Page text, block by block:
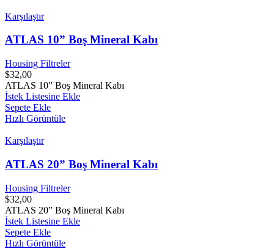
Karşılaştır
ATLAS 10” Boş Mineral Kabı
Housing Filtreler
$32,00
ATLAS 10” Boş Mineral Kabı
İstek Listesine Ekle
Sepete Ekle
Hızlı Görüntüle
Karşılaştır
ATLAS 20” Boş Mineral Kabı
Housing Filtreler
$32,00
ATLAS 20” Boş Mineral Kabı
İstek Listesine Ekle
Sepete Ekle
Hızlı Görüntüle